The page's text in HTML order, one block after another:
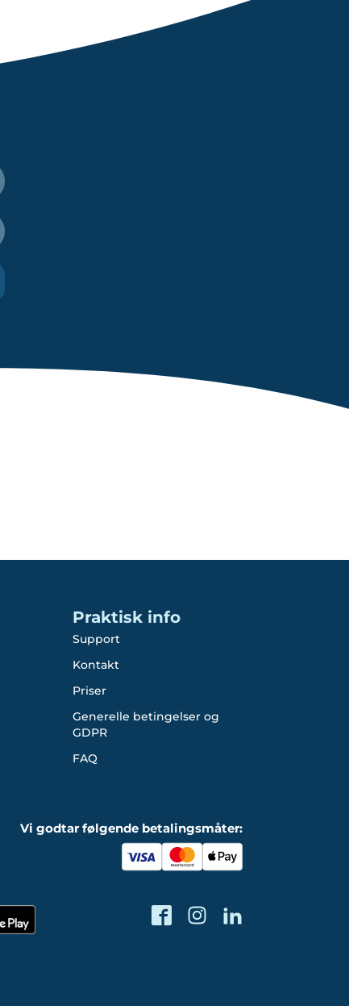
Praktisk info
Support
Kontakt
Priser
Generelle betingelser og
GDPR
FAQ
Vi godtar følgende betalingsmåter: